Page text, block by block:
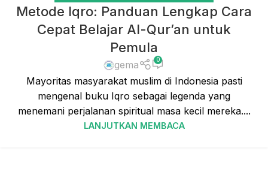
DESMetode Iqro: Panduan Lengkap Cara
Cepat Belajar Al-Qur’an untuk
Pemula
gema 0
Mayoritas masyarakat muslim di Indonesia pasti
mengenal buku Iqro sebagai legenda yang
menemani perjalanan spiritual masa kecil mereka....
LANJUTKAN MEMBACA